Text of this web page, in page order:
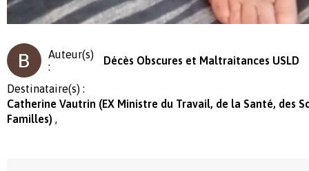
Auteur(s)
:
Décès Obscures et Maltraitances USLD
Destinataire(s) :
Catherine Vautrin (EX Ministre du Travail, de la Santé, des
Familles)